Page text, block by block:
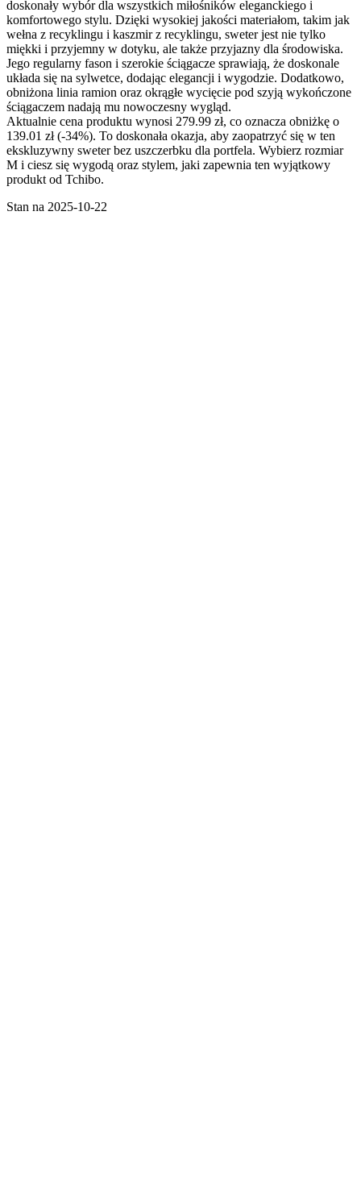
doskonały wybór dla wszystkich miłośników eleganckiego i
komfortowego stylu. Dzięki wysokiej jakości materiałom, takim jak
wełna z recyklingu i kaszmir z recyklingu, sweter jest nie tylko
miękki i przyjemny w dotyku, ale także przyjazny dla środowiska.
Jego regularny fason i szerokie ściągacze sprawiają, że doskonale
układa się na sylwetce, dodając elegancji i wygodzie. Dodatkowo,
obniżona linia ramion oraz okrągłe wycięcie pod szyją wykończone
ściągaczem nadają mu nowoczesny wygląd.
Aktualnie cena produktu wynosi 279.99 zł, co oznacza obniżkę o
139.01 zł (-34%). To doskonała okazja, aby zaopatrzyć się w ten
ekskluzywny sweter bez uszczerbku dla portfela. Wybierz rozmiar
M i ciesz się wygodą oraz stylem, jaki zapewnia ten wyjątkowy
produkt od Tchibo.
Stan na 2025-10-22